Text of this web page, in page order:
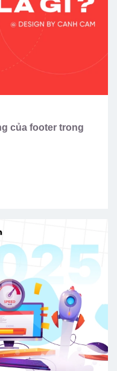
của footer trong